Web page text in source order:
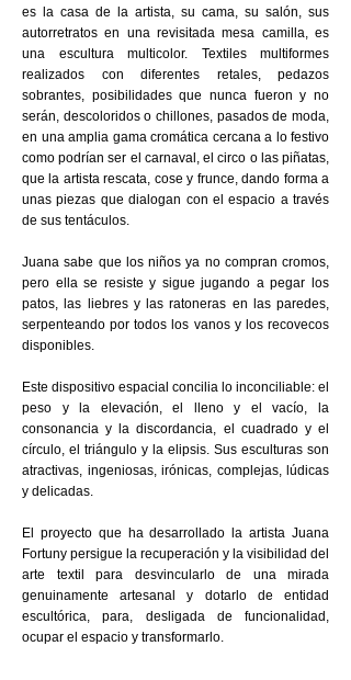
es la casa de la artista, su cama, su salón, sus
autorretratos en una revisitada mesa camilla, es
una escultura multicolor. Textiles multiformes
realizados con diferentes retales, pedazos
sobrantes, posibilidades que nunca fueron y no
serán, descoloridos o chillones, pasados de moda,
en una amplia gama cromática cercana a lo festivo
como podrían ser el carnaval, el circo o las piñatas,
que la artista rescata, cose y frunce, dando forma a
unas piezas que dialogan con el espacio a través
de sus tentáculos.
Juana sabe que los niños ya no compran cromos,
pero ella se resiste y sigue jugando a pegar los
patos, las liebres y las ratoneras en las paredes,
serpenteando por todos los vanos y los recovecos
disponibles.
Este dispositivo espacial concilia lo inconciliable: el
peso y la elevación, el lleno y el vacío, la
consonancia y la discordancia, el cuadrado y el
círculo, el triángulo y la elipsis. Sus esculturas son
atractivas, ingeniosas, irónicas, complejas, lúdicas
y delicadas.
El proyecto que ha desarrollado la artista Juana
Fortuny persigue la recuperación y la visibilidad del
arte textil para desvincularlo de una mirada
genuinamente artesanal y dotarlo de entidad
escultórica, para, desligada de funcionalidad,
ocupar el espacio y transformarlo.